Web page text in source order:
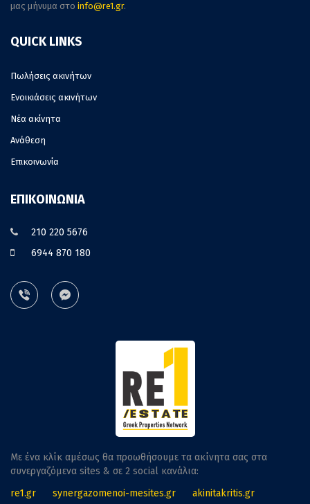
μας μήνυμα στο info@re1.gr.
QUICK LINKS
Πωλήσεις ακινήτων
Ενοικιάσεις ακινήτων
Νέα ακίνητα
Ανάθεση
Επικοινωνία
ΕΠΙΚΟΙΝΩΝΙΑ
210 220 5676
6944 870 180
Με ένα κλίκ αμέσως θα προωθήσουμε τα ακίνητα σας στα
συνεργαζόμενα sites & σε 2 social κανάλια:
re1.gr
synergazomenoi-mesites.gr akinitakritis.gr